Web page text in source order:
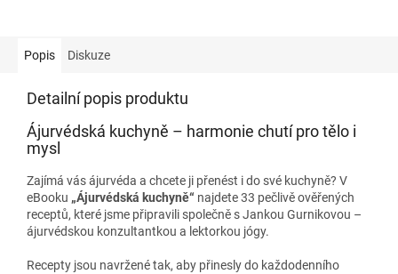
Popis Diskuze
Detailní popis produktu
Ájurvédská kuchyně – harmonie chutí pro tělo i
mysl
Zajímá vás ájurvéda a chcete ji přenést i do své kuchyně? V
eBooku „Ájurvédská kuchyně“ najdete 33 pečlivě ověřených
receptů, které jsme připravili společně s Jankou Gurnikovou –
ájurvédskou konzultantkou a lektorkou jógy.
Recepty jsou navržené tak, aby přinesly do každodenního